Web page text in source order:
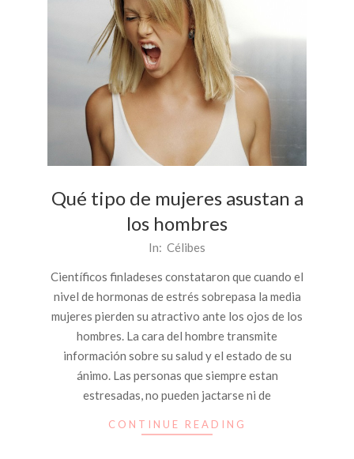
Qué tipo de mujeres asustan a
los hombres
28
In: Célibes
Científicos finladeses constataron que cuando el
nivel de hormonas de estrés sobrepasa la media
mujeres pierden su atractivo ante los ojos de los
hombres. La cara del hombre transmite
información sobre su salud y el estado de su
ánimo. Las personas que siempre estan
estresadas​​, no pueden jactarse ni de
CONTINUE READING